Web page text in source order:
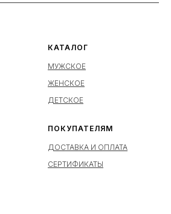
КАТАЛОГ
МУЖСКОЕ
ЖЕНСКОЕ
ДЕТСКОЕ
ПОКУПАТЕЛЯМ
ДОСТАВКА И ОПЛАТА
СЕРТИФИКАТЫ